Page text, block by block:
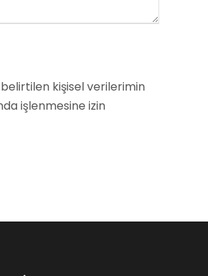
belirtilen kişisel verilerimin
işlenmesine izin